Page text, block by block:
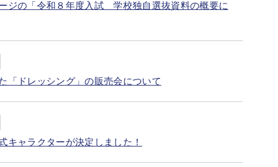
ジの「令和８年度入試 学校独自選抜資料の概要に
「ドレッシング」の販売会について
キャラクターが決定しました！